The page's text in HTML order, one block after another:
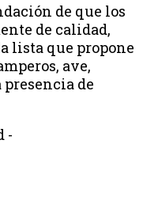
de que los
de calidad,
lista que propone
ave,
de
-